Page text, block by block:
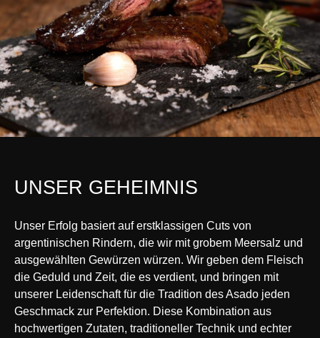
UNSER GEHEIMNIS
Unser Erfolg basiert auf erstklassigen Cuts von
argentinischen Rindern, die wir mit grobem Meersalz und
ausgewählten Gewürzen würzen. Wir geben dem Fleisch
die Geduld und Zeit, die es verdient, und bringen mit
unserer Leidenschaft für die Tradition des Asado jeden
Geschmack zur Perfektion. Diese Kombination aus
hochwertigen Zutaten, traditioneller Technik und echter